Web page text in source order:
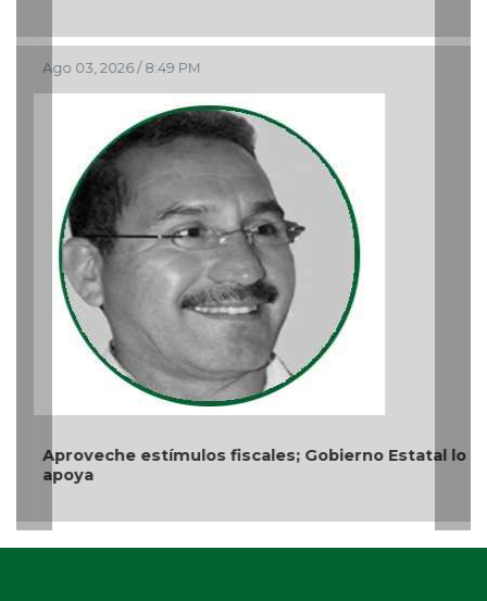
Ago 03, 2026 / 8:49 PM
Aproveche estímulos fiscales; Gobierno Estatal lo
apoya